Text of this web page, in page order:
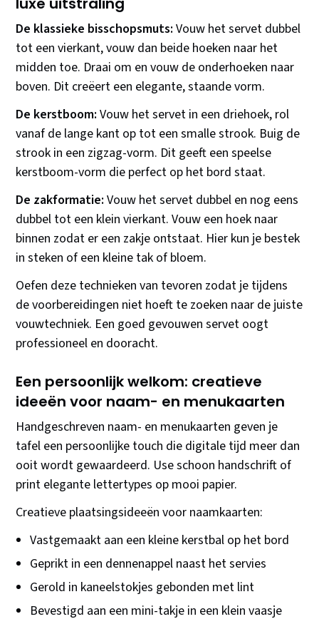
De klassieke bisschopsmuts: Vouw het servet dubbel
tot een vierkant, vouw dan beide hoeken naar het
midden toe. Draai om en vouw de onderhoeken naar
boven. Dit creëert een elegante, staande vorm.
De kerstboom: Vouw het servet in een driehoek, rol
vanaf de lange kant op tot een smalle strook. Buig de
strook in een zigzag-vorm. Dit geeft een speelse
kerstboom-vorm die perfect op het bord staat.
De zakformatie: Vouw het servet dubbel en nog eens
dubbel tot een klein vierkant. Vouw een hoek naar
binnen zodat er een zakje ontstaat. Hier kun je bestek
in steken of een kleine tak of bloem.
Oefen deze technieken van tevoren zodat je tijdens
de voorbereidingen niet hoeft te zoeken naar de juiste
vouwtechniek. Een goed gevouwen servet oogt
professioneel en dooracht.
Een persoonlijk welkom: creatieve
ideeën voor naam- en menukaarten
Handgeschreven naam- en menukaarten geven je
tafel een persoonlijke touch die digitale tijd meer dan
ooit wordt gewaardeerd. Use schoon handschrift of
print elegante lettertypes op mooi papier.
Creatieve plaatsingsideeën voor naamkaarten:
Vastgemaakt aan een kleine kerstbal op het bord
Geprikt in een dennenappel naast het servies
Gerold in kaneelstokjes gebonden met lint
Bevestigd aan een mini-takje in een klein vaasje